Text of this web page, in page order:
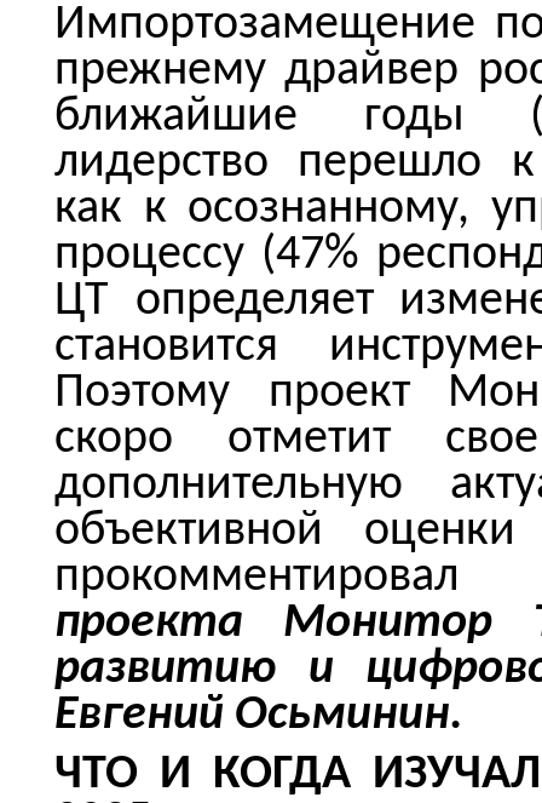
Импортозамещение
прежнему драйвер
ближайшие годы
лидерство перешло
как к осознанному,
процессу (47%
ЦТ определяет
становится
Поэтому проект
скоро отметит
дополнительную
объективной
прокомментировал
проекта Монитор
развитию и
Евгений Осьминин.
ЧТО И КОГДА